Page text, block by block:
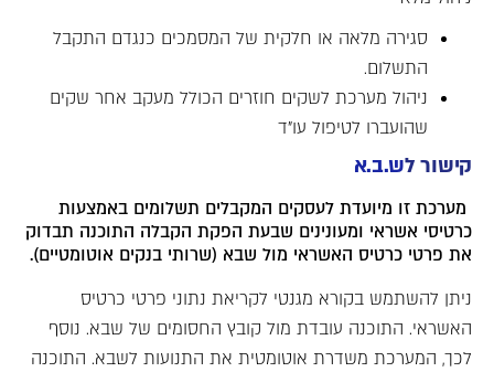
סגירה מלאה או חלקית של המסמכים כנגדם התקבל
התשלום.
ניהול מערכת לשקים חוזרים הכולל מעקב אחר שקים
שהועברו לטיפול עו"ד
קישור לש.ב.א
מערכת זו מיועדת לעסקים המקבלים תשלומים באמצעות
כרטיסי אשראי ומעונינים שבעת הפקת הקבלה התוכנה תבדוק
את פרטי כרטיס האשראי מול שבא (שרותי בנקים אוטומטיים).
ניתן להשתמש בקורא מגנטי לקריאת נתוני פרטי כרטיס
האשראי. התוכנה עובדת מול קובץ החסומים של שבא. נוסף
לכך, המערכת משדרת אוטומטית את התנועות לשבא. התוכנה